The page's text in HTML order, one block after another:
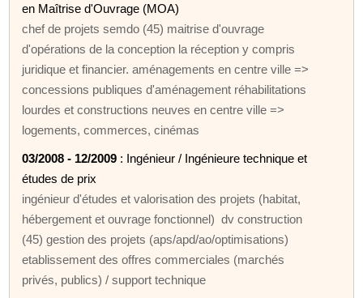
en Maîtrise d'Ouvrage (MOA)
chef de projets semdo (45) maitrise d'ouvrage
d'opérations de la conception la réception y compris
juridique et financier. aménagements en centre ville =>
concessions publiques d'aménagement réhabilitations
lourdes et constructions neuves en centre ville =>
logements, commerces, cinémas
03/2008 - 12/2009 : Ingénieur / Ingénieure technique et
études de prix
ingénieur d'études et valorisation des projets (habitat,
hébergement et ouvrage fonctionnel) dv construction
(45) gestion des projets (aps/apd/ao/optimisations)
etablissement des offres commerciales (marchés
privés, publics) / support technique